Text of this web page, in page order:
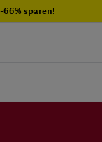
66% sparen!